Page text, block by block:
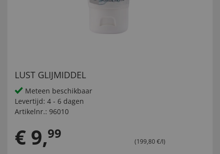
LUST GLIJMIDDEL
Meteen beschikbaar
Levertijd: 4 - 6 dagen
Artikelnr.: 96010
€ 9,99
(199,80 €/l)